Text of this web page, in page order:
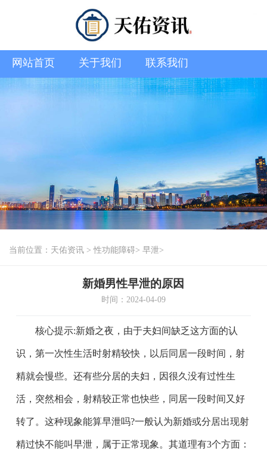
网站首页 关于我们 联系我们
当前位置： 天佑资讯> 性功能障碍> 早泄>
新婚男性早泄的原因
时间：2024-04-09
核心提示:新婚之夜，由于夫妇间缺乏这方面的认
识，第一次性生活时射精较快，以后同居一段时间，射
精就会慢些。还有些分居的夫妇，因很久没有过性生
活，突然相会，射精较正常也快些，同居一段时间又好
转了。这种现象能算早泄吗?一般认为新婚或分居出现射
精过快不能叫早泄，属于正常现象。其道理有3个方面：